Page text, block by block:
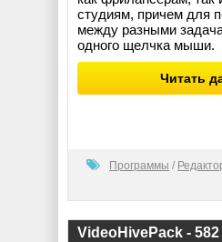
студиям, причем для
между разными
одного щелчка мыши.
Читать
Программы /